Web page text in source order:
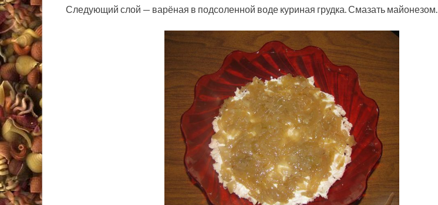
Следующий слой — варёная в подсоленной воде куриная грудка. Смазать майонезом.